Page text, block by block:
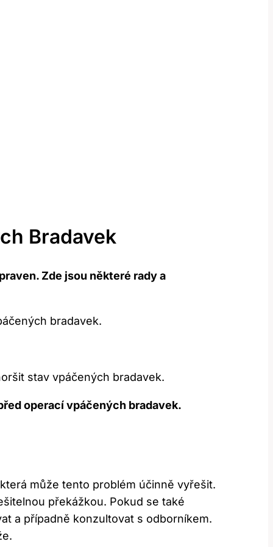
Bradavek
Zde jsou některé rady a
bradavek.
stav vpáčených bradavek.
operací vpáčených bradavek.
může tento problém účinně vyřešit.
překážkou. Pokud se také
a případně konzultovat s odborníkem.